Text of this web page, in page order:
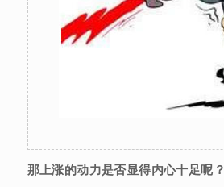
那上涨的动力是否显得内心十足呢？